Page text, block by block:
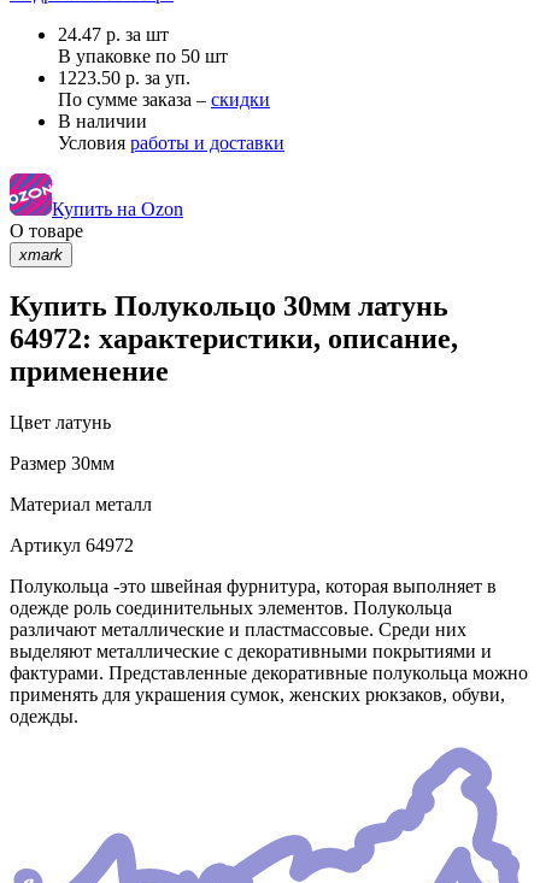
24.47 р. за шт
В упаковке по 50 шт
1223.50 р. за уп.
По сумме заказа – скидки
В наличии
Условия работы и доставки
Купить на Ozon
О товаре
xmark
Купить Полукольцо 30мм латунь
64972: характеристики, описание,
применение
Цвет латунь
Размер 30мм
Материал металл
Артикул 64972
Полукольца -это швейная фурнитура, которая выполняет в
одежде роль соединительных элементов. Полукольца
различают металлические и пластмассовые. Среди них
выделяют металлические с декоративными покрытиями и
фактурами. Представленные декоративные полукольца можно
применять для украшения сумок, женских рюкзаков, обуви,
одежды.